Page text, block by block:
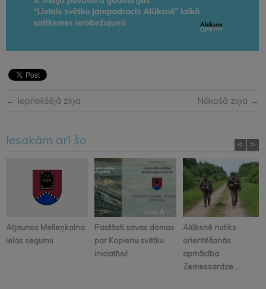
← Iepriekšējā ziņa Nākošā ziņa →
Iesakām arī šo
Atjaunos Melleņkalna
ielas segumu
Pastāsti savas domas
par Kopienu svētku
iniciatīvu!
Alūksnē notiks
orientēšanās
apmācība
Zemessardze...
< >